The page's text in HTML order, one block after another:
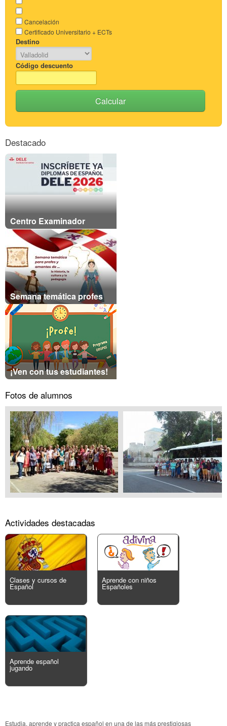
Cancelación
Certificado Universitario + ECTs
Destino
Código descuento
Calcular
Destacado
Centro Examinador
Semana temática profes
¡Ven con tus estudiantes!
Fotos de alumnos
Actividades destacadas
Clases y cursos de
Español
Aprende con niños
Españoles
Aprende español
jugando
Estudia, aprende y practica español en una de las más prestigiosas